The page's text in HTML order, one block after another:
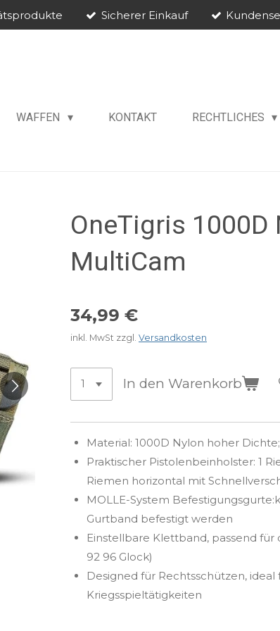
Sicherer Einkauf
WAFFEN KONTAKT RECHTLICHES
OneTigris 1000D
MultiCam
34,99 €
inkl. MwSt zzgl. Versandkosten
In den Warenkorb
Material: 1000D Nylon hoher
Praktischer Pistolenbeinholster: 1
Riemen horizontal mit
MOLLE-System
Gurtband befestigt werden
Einstellbare Klettband, passend für
92 96 Glock)
Designed für Rechtsschützen,
Kriegsspieltätigkeiten